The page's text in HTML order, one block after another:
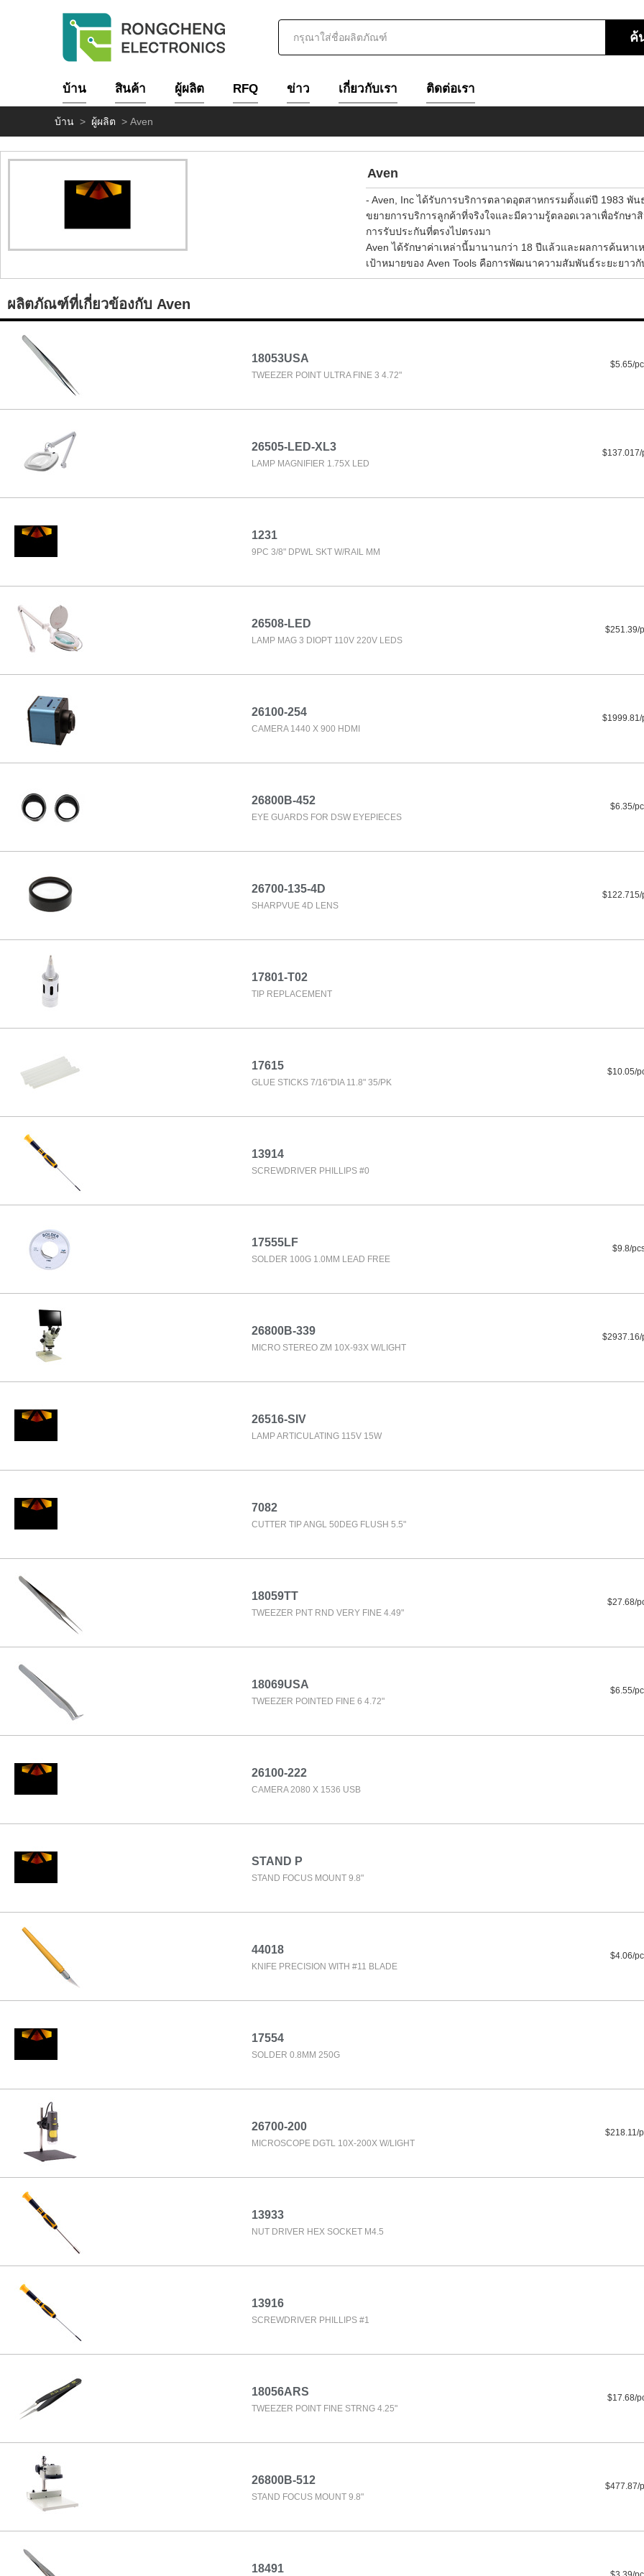
บ้าน สินค้า ผู้ผลิต RFQ ข่าว เกี่ยวกับเรา ติดต่อเรา
บ้าน > ผู้ผลิต > Aven
Aven
- Aven, Inc ได้รับการบริการตลาดอุตสาหกรรมตั้งแต่ปี 1983
ขยายการบริการลูกค้าที่จริงใจและมีความรู้ตลอดเวลาเพื่อรัก
การรับประกันที่ตรงไปตรงมา
Aven ได้รักษาค่าเหล่านี้มานานกว่า 18 ปีแล้วและผลการค้นหา
เป้าหมายของ Aven Tools คือการพัฒนาความสัมพันธ์ระยะยาว
ผลิตภัณฑ์ที่เกี่ยวข้องกับ Aven
18053USA
TWEEZER POINT ULTRA FINE 3 4.72"
$5.65/
26505-LED-XL3
LAMP MAGNIFIER 1.75X LED
$137.017/
1231
9PC 3/8" DPWL SKT W/RAIL MM
26508-LED
LAMP MAG 3 DIOPT 110V 220V LEDS
$251.39/
26100-254
CAMERA 1440 X 900 HDMI
$1999.81/
26800B-452
EYE GUARDS FOR DSW EYEPIECES
$6.35/
26700-135-4D
SHARPVUE 4D LENS
$122.715/
17801-T02
TIP REPLACEMENT
17615
GLUE STICKS 7/16"DIA 11.8" 35/PK
$10.05/
13914
SCREWDRIVER PHILLIPS #0
17555LF
SOLDER 100G 1.0MM LEAD FREE
$9.8/
26800B-339
MICRO STEREO ZM 10X-93X W/LIGHT
$2937.16/
26516-SIV
LAMP ARTICULATING 115V 15W
7082
CUTTER TIP ANGL 50DEG FLUSH 5.5"
18059TT
TWEEZER PNT RND VERY FINE 4.49"
$27.68/
18069USA
TWEEZER POINTED FINE 6 4.72"
$6.55/
26100-222
CAMERA 2080 X 1536 USB
STAND P
STAND FOCUS MOUNT 9.8"
44018
KNIFE PRECISION WITH #11 BLADE
$4.06/
17554
SOLDER 0.8MM 250G
26700-200
MICROSCOPE DGTL 10X-200X W/LIGHT
$218.11/
13933
NUT DRIVER HEX SOCKET M4.5
13916
SCREWDRIVER PHILLIPS #1
18056ARS
TWEEZER POINT FINE STRNG 4.25"
$17.68/
26800B-512
STAND FOCUS MOUNT 9.8"
$477.87/
18491